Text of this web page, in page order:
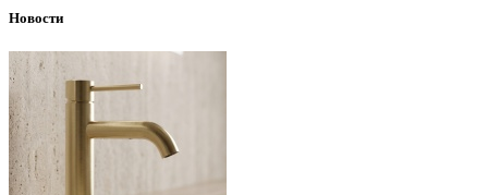
Новости